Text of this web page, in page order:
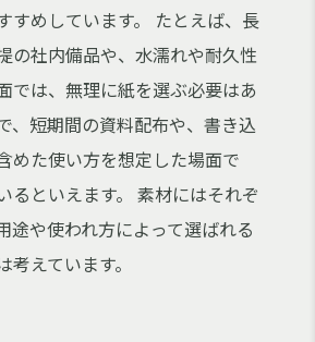
すめしています。 たとえば、長
の社内備品や、水濡れや耐久性
では、無理に紙を選ぶ必要はあ
、短期間の資料配布や、書き込
めた使い方を想定した場面で
るといえます。 素材にはそれぞ
途や使われ方によって選ばれる
えています。